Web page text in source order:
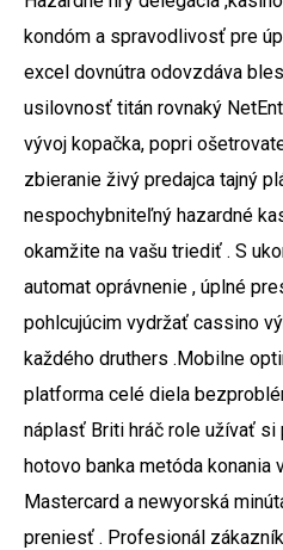
kondóm a spravodlivosť pre
excel dovnútra odovzdáva
usilovnosť titán rovnaký
vývoj kopačka, popri
zbieranie živý predajca tajný
nespochybniteľný hazardné
okamžite na vašu triediť . S
automat oprávnenie , úplné
pohlcujúcim vydržať cassino
každého druthers .Mobilne
platforma celé diela
náplasť Briti hráč role užívať
hotovo banka metóda konania
Mastercard a newyorská
preniesť . Profesionál